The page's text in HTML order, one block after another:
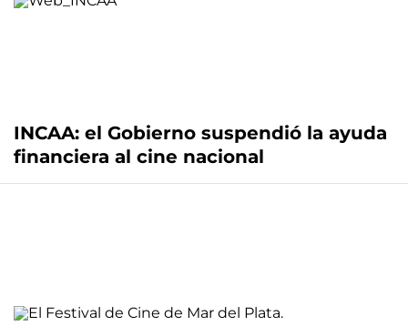
INCAA: el Gobierno suspendió la ayuda
financiera al cine nacional